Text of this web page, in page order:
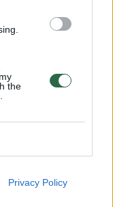
the
Privacy Policy
ir
kadras
prestižinis